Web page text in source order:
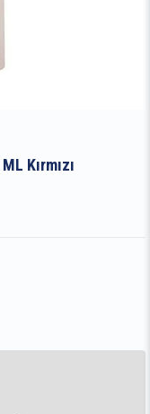
Kırmızı